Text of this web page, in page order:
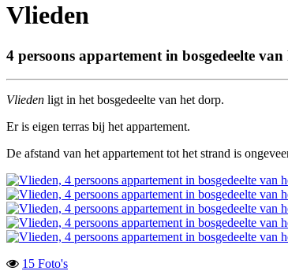
Vlieden
4 persoons appartement in bosgedeelte
Vlieden ligt in het bosgedeelte van het dorp.
Er is eigen terras bij het appartement.
De afstand van het appartement tot het strand is
15 Foto's